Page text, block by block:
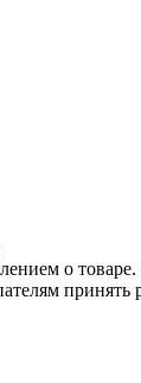
о
принять